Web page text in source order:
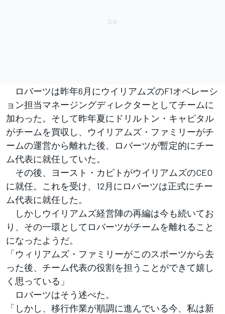
ロバーツは昨年6月にウイリアムズのF1オペレーシ
ョン担当マネージングディレクターとしてチームに
加わった。そして昨年夏にドリルトン・キャピタル
がチームを買収し、ウイリアムズ・ファミリーがチ
ームの運営から離れた後、ロバーツが暫定的にチー
ム代表に就任していた。
その後、ヨースト・カピトがウイリアムズのCEO
に就任。これを受け、12月にロバーツは正式にチー
ム代表に就任した。
しかしウイリアムズ経営陣の再編は今も続いてお
り、その一環としてロバーツがチームを離れること
になったようだ。
「ウィリアムズ・ファミリーがこのスポーツから去
った後、チーム代表の役割を担うことができて嬉し
く思っている」
ロバーツはそう述べた。
「しかし、移行作業が順調に進んでいる今、私は新